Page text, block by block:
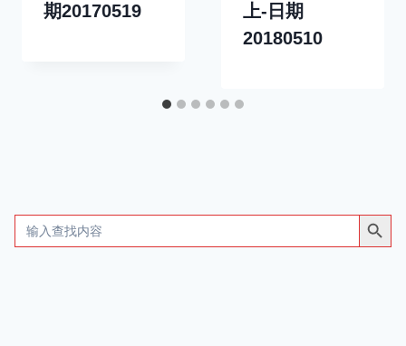
期20170519
上-日期
20180510
Search
for:
搜索按钮